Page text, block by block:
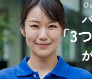
「3